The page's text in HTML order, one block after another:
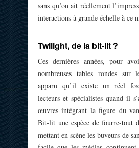
sans qu’on ait réellement
interactions à grande échelle à ce
Twilight, de la bit-lit ?
Ces dernières années, pour
nombreuses tables rondes
apparu qu’il existe un réel
lecteurs et spécialistes quand il
œuvres intégrant la figure du
Bit-lit une espèce de fourre-tout
mettant en scène les buveurs de